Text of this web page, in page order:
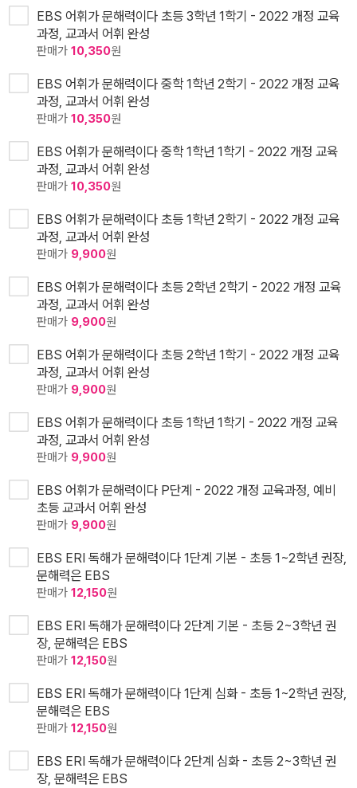
EBS 어휘가 문해력이다 초등 3학년 1학기 - 2022 개정 교육
과정, 교과서 어휘 완성
판매가 10,350원
EBS 어휘가 문해력이다 중학 1학년 2학기 - 2022 개정 교육
과정, 교과서 어휘 완성
판매가 10,350원
EBS 어휘가 문해력이다 중학 1학년 1학기 - 2022 개정 교육
과정, 교과서 어휘 완성
판매가 10,350원
EBS 어휘가 문해력이다 초등 1학년 2학기 - 2022 개정 교육
과정, 교과서 어휘 완성
판매가 9,900원
EBS 어휘가 문해력이다 초등 2학년 2학기 - 2022 개정 교육
과정, 교과서 어휘 완성
판매가 9,900원
EBS 어휘가 문해력이다 초등 2학년 1학기 - 2022 개정 교육
과정, 교과서 어휘 완성
판매가 9,900원
EBS 어휘가 문해력이다 초등 1학년 1학기 - 2022 개정 교육
과정, 교과서 어휘 완성
판매가 9,900원
EBS 어휘가 문해력이다 P단계 - 2022 개정 교육과정, 예비
초등 교과서 어휘 완성
판매가 9,900원
EBS ERI 독해가 문해력이다 1단계 기본 - 초등 1~2학년 권장,
문해력은 EBS
판매가 12,150원
EBS ERI 독해가 문해력이다 2단계 기본 - 초등 2~3학년 권
장, 문해력은 EBS
판매가 12,150원
EBS ERI 독해가 문해력이다 1단계 심화 - 초등 1~2학년 권장,
문해력은 EBS
판매가 12,150원
EBS ERI 독해가 문해력이다 2단계 심화 - 초등 2~3학년 권
장, 문해력은 EBS